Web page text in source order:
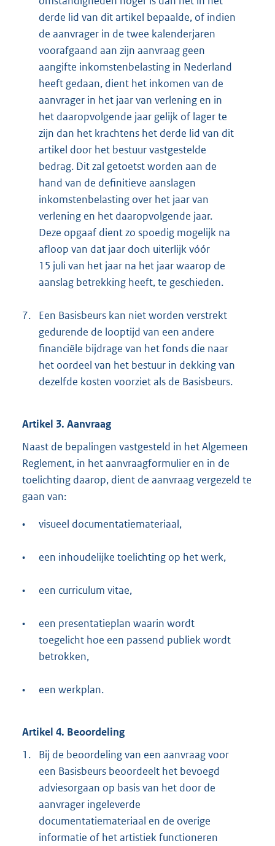
derde lid van dit artikel bepaalde, of indien
de aanvrager in de twee kalenderjaren
voorafgaand aan zijn aanvraag geen
aangifte inkomstenbelasting in Nederland
heeft gedaan, dient het inkomen van de
aanvrager in het jaar van verlening en in
het daaropvolgende jaar gelijk of lager te
zijn dan het krachtens het derde lid van dit
artikel door het bestuur vastgestelde
bedrag. Dit zal getoetst worden aan de
hand van de definitieve aanslagen
inkomstenbelasting over het jaar van
verlening en het daaropvolgende jaar.
Deze opgaaf dient zo spoedig mogelijk na
afloop van dat jaar doch uiterlijk vóór
15 juli van het jaar na het jaar waarop de
aanslag betrekking heeft, te geschieden.
7.
Een Basisbeurs kan niet worden verstrekt
gedurende de looptijd van een andere
financiële bijdrage van het fonds die naar
het oordeel van het bestuur in dekking van
dezelfde kosten voorziet als de Basisbeurs.
Artikel 3. Aanvraag
Naast de bepalingen vastgesteld in het Algemeen
Reglement, in het aanvraagformulier en in de
toelichting daarop, dient de aanvraag vergezeld te
gaan van:
• visueel documentatiemateriaal,
• een inhoudelijke toelichting op het werk,
• een curriculum vitae,
•
een presentatieplan waarin wordt
toegelicht hoe een passend publiek wordt
betrokken,
• een werkplan.
Artikel 4. Beoordeling
1.
Bij de beoordeling van een aanvraag voor
een Basisbeurs beoordeelt het bevoegd
adviesorgaan op basis van het door de
aanvrager ingeleverde
documentatiemateriaal en de overige
informatie of het artistiek functioneren